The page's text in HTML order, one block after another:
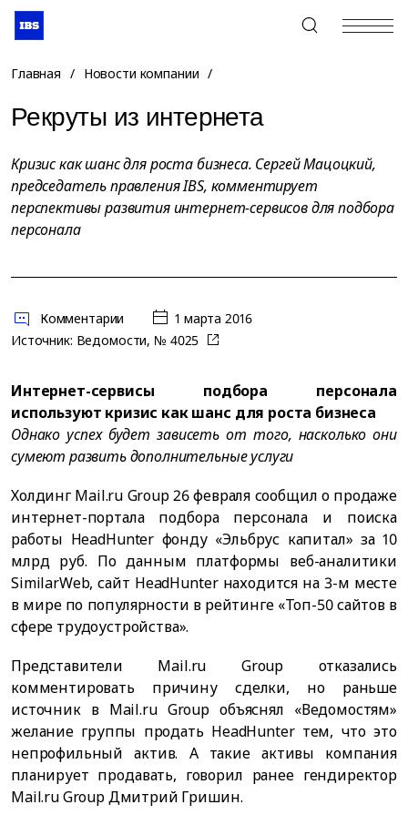
+7 (495) 967-80-80
Главная / Новости компании /
Рекруты из интернета
Кризис как шанс для роста бизнеса. Сергей Мацоцкий,
председатель правления IBS, комментирует
перспективы развития интернет-сервисов для подбора
персонала
Комментарии
1 марта 2016
Источник: Ведомости, № 4025
Интернет-сервисы подбора персонала
используют кризис как шанс для роста бизнеса
Однако успех будет зависеть от того, насколько они
сумеют развить дополнительные услуги
Холдинг Mail.ru Group 26 февраля сообщил о продаже
интернет-портала подбора персонала и поиска
работы HeadHunter фонду «Эльбрус капитал» за 10
млрд руб. По данным платформы веб-аналитики
SimilarWeb, сайт HeadHunter находится на 3-м месте
в мире по популярности в рейтинге «Топ-50 сайтов в
сфере трудоустройства».
Представители Mail.ru Group отказались
комментировать причину сделки, но раньше
источник в Mail.ru Group объяснял «Ведомостям»
желание группы продать HeadHunter тем, что это
непрофильный актив. А такие активы компания
планирует продавать, говорил ранее гендиректор
Mail.ru Group Дмитрий Гришин.